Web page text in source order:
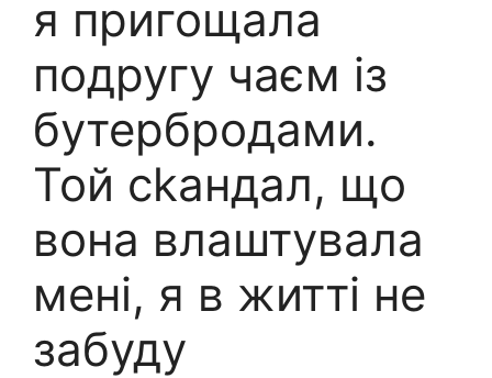
я пригощала
подругу чаєм із
бутербродами.
Той сkандал, що
вона влаштувала
мені, я в житті не
забуду